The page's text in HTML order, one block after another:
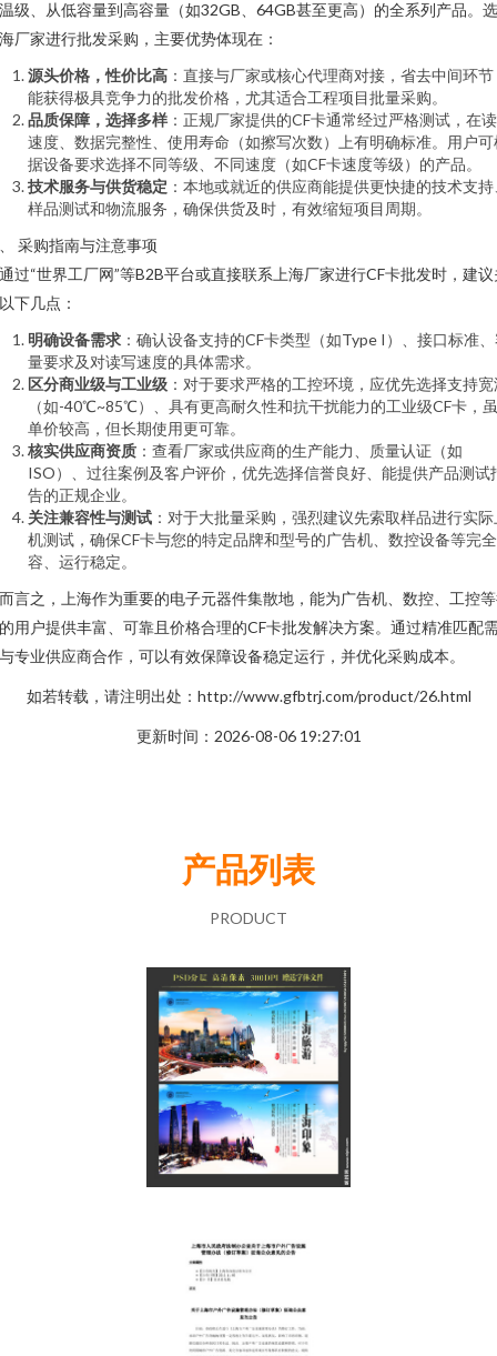
级、从低容量到高容量（如32GB、64GB甚至更高）的全系列产品。
厂家进行批发采购，主要优势体现在：
源头价格，性价比高 ：直接与厂家或核心代理商对接，省去中间环
能获得极具竞争力的批发价格，尤其适合工程项目批量采购。
品质保障，选择多样 ：正规厂家提供的CF卡通常经过严格测试，在
速度、数据完整性、使用寿命（如擦写次数）上有明确标准。用户可
据设备要求选择不同等级、不同速度（如CF卡速度等级）的产品。
技术服务与供货稳定 ：本地或就近的供应商能提供更快捷的技术支
样品测试和物流服务，确保供货及时，有效缩短项目周期。
采购指南与注意事项
过“世界工厂网”等B2B平台或直接联系上海厂家进行CF卡批发时，建议
下几点：
明确设备需求 ：确认设备支持的CF卡类型（如Type I）、接口标准
量要求及对读写速度的具体需求。
区分商业级与工业级 ：对于要求严格的工控环境，应优先选择支持
（如-40℃~85℃）、具有更高耐久性和抗干扰能力的工业级CF卡，
单价较高，但长期使用更可靠。
核实供应商资质 ：查看厂家或供应商的生产能力、质量认证（如
ISO）、过往案例及客户评价，优先选择信誉良好、能提供产品测试
告的正规企业。
关注兼容性与测试 ：对于大批量采购，强烈建议先索取样品进行实
机测试，确保CF卡与您的特定品牌和型号的广告机、数控设备等完
容、运行稳定。
言之，上海作为重要的电子元器件集散地，能为广告机、数控、工控
用户提供丰富、可靠且价格合理的CF卡批发解决方案。通过精准匹配
专业供应商合作，可以有效保障设备稳定运行，并优化采购成本。
如若转载，请注明出处：http://www.gfbtrj.com/product/26.html
更新时间：2026-08-06 19:27:01
产品列表
PRODUCT